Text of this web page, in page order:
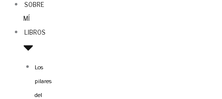
SOBRE
MÍ
LIBROS
Los
pilares
del